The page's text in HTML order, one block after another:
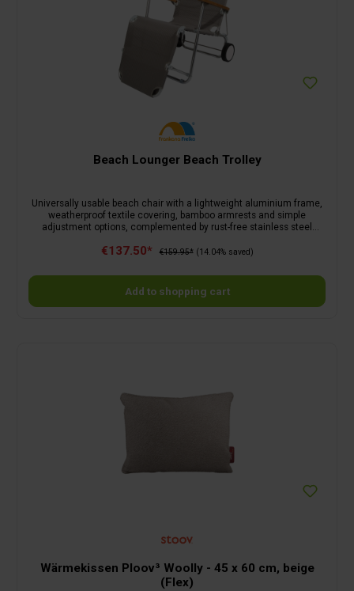
Beach Lounger Beach Trolley
Universally usable beach chair with a lightweight aluminium frame,
weatherproof textile covering, bamboo armrests and simple
adjustment options, complemented by rust-free stainless steel
€137.50* €159.95* (14.04% saved)
Add to shopping cart
Wärmekissen Ploov³ Woolly - 45 x 60 cm, beige
(Flex)